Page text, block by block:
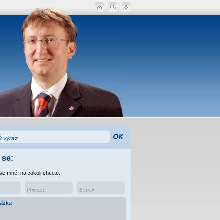
se:
mně, na cokoli chcete.